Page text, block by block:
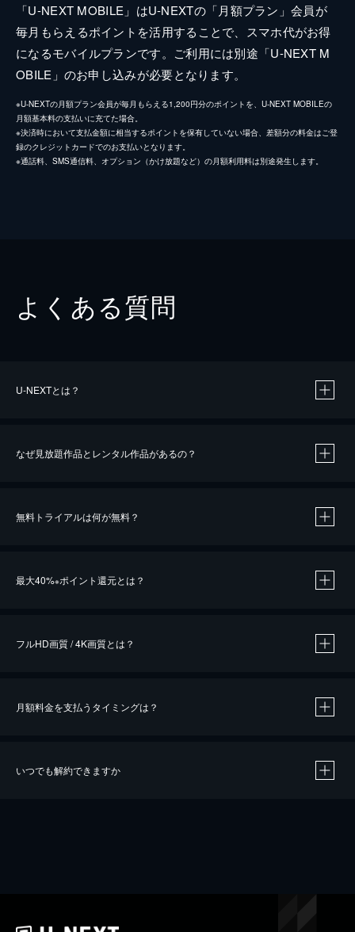
「U-NEXT MOBILE」はU-NEXTの「月額プラン」会員が
毎月もらえるポイントを活用することで、スマホ代がお得
になるモバイルプランです。ご利用には別途「U-NEXT M
OBILE」のお申し込みが必要となります。
※U-NEXTの月額プラン会員が毎月もらえる1,200円分のポイントを、U-NEXT MOBILEの
月額基本料の支払いに充てた場合。
※決済時において支払金額に相当するポイントを保有していない場合、差額分の料金はご登
録のクレジットカードでのお支払いとなります。
※通話料、SMS通信料、オプション（かけ放題など）の月額利用料は別途発生します。
よくある質問
U-NEXTとは？
なぜ見放題作品とレンタル作品があるの？
無料トライアルは何が無料？
最大40%※ポイント還元とは？
※40％ポイント還元の対象は、クレジットカード決済による作品の購入 / レンタルです。
iOSアプリのUコイン決済による作品の購入 / レンタルは、20％のポイント還元です。
フルHD画質 / 4K画質とは？
月額料金を支払うタイミングは？
いつでも解約できますか